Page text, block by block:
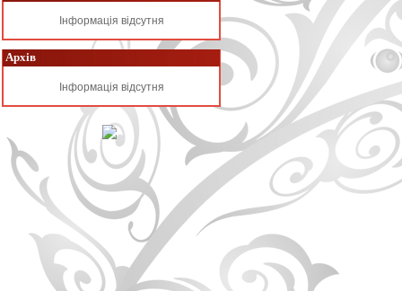
Інформація відсутня
Архів
Інформація відсутня